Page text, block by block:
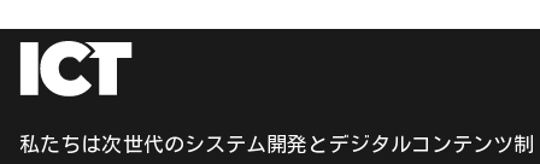
私たちは次世代のシステム開発とデジタルコンテンツ制